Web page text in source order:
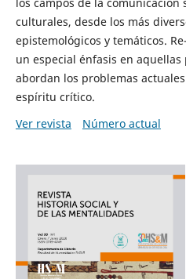
culturales, desde los más
epistemológicos y temáticos.
un especial énfasis en
abordan los problemas
espíritu crítico.
Ver revista
Número actual